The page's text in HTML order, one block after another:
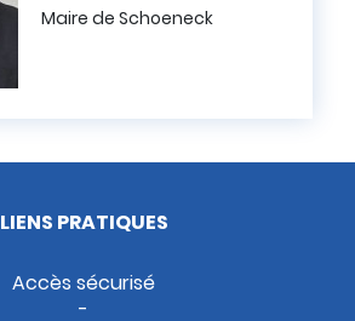
Maire de Schoeneck
LIENS PRATIQUES
Accès sécurisé